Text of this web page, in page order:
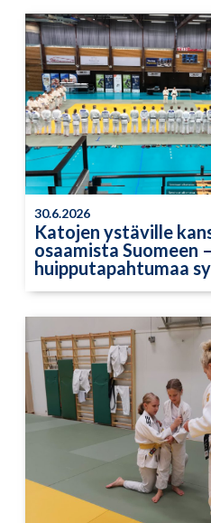
30.6.2026
Katojen ystäville
osaamista Suomeen
huipputapahtumaa